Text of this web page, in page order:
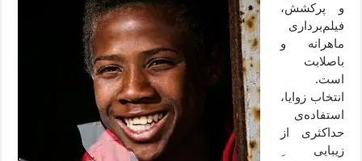
و پرکشش،
فیلم‌برداری
ماهرانه و
باصلابت
است.
انتخاب زوایا،
استفاده‌ی
حداکثری از
زیبایی ِ